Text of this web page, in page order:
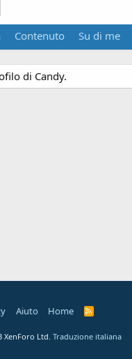
Contenuto Su di me
di Candy.
Aiuto Home
R
XenForo Ltd. Traduzione italiana